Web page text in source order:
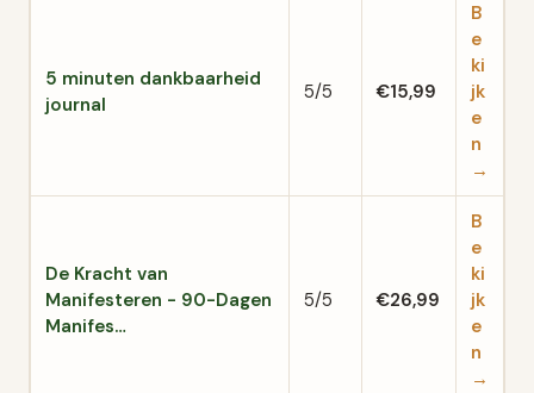
5 minuten dankbaarheid
journal
5/5 €15,99
B
e
ki
jk
e
n
→
De Kracht van
Manifesteren - 90-Dagen
Manifes…
5/5 €26,99
B
e
ki
jk
e
n
→